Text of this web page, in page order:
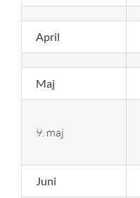
Haflingersport Junior!
Pokaler
Arkiv
April
Maj
9. maj
Juni